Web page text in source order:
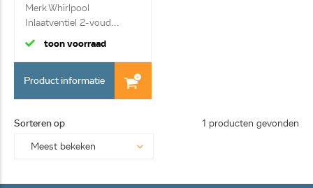
Merk Whirlpool
Inlaatventiel 2-voud...
toon voorraad
Product informatie
Sorteren op 1 producten gevonden